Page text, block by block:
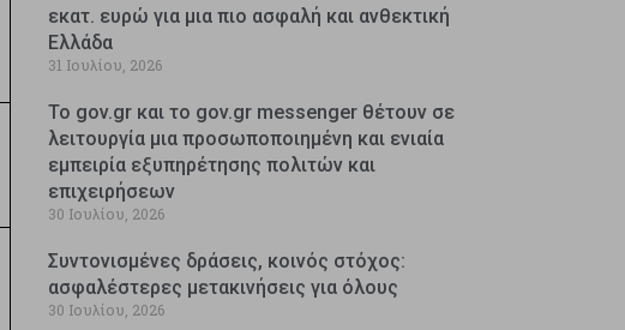
εκατ. ευρώ για μια πιο ασφαλή και ανθεκτική
Ελλάδα
31 Ιουλίου, 2026
Το gov.gr και το gov.gr messenger θέτουν σε
λειτουργία μια προσωποποιημένη και ενιαία
εμπειρία εξυπηρέτησης πολιτών και
επιχειρήσεων
30 Ιουλίου, 2026
Συντονισμένες δράσεις, κοινός στόχος:
ασφαλέστερες μετακινήσεις για όλους
30 Ιουλίου, 2026